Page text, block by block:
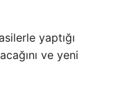
yaptığı
ve yeni